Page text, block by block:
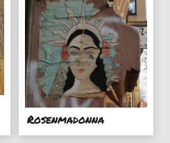
Rosenmadonna